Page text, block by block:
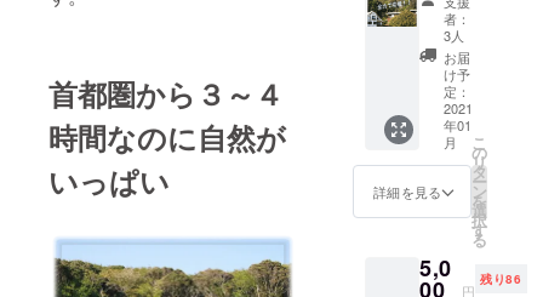
首都圏から３～４
時間なのに自然が
いっぱい
南伊豆町に
念願だった
小さな宿＆
レストラン
「しいの木
やま」を
オープン。
手作りと地
元食材を
ニューの提
セージ
をお届
けしま
す。
者：
3人
お届
け予
定：
2021
年01
月
詳細を見る
こ
の
リ
タ
ー
ン
を
選
択
す
る
5,0
00 円
残り86